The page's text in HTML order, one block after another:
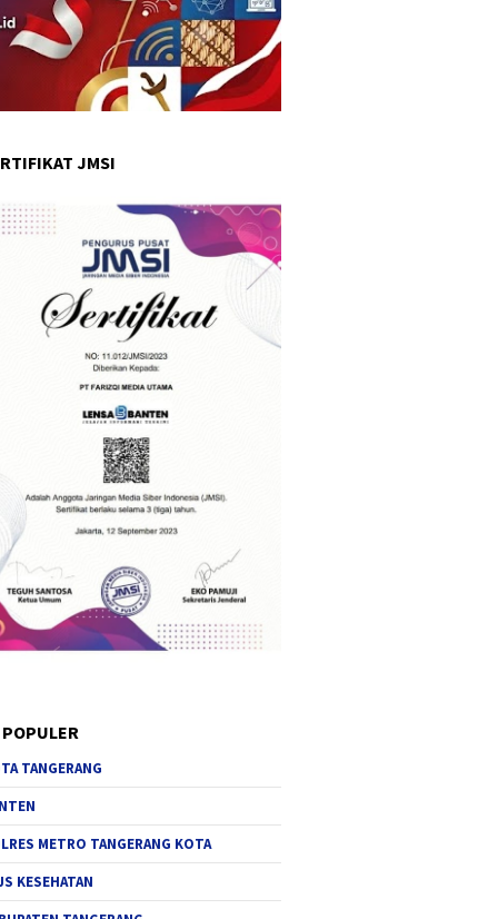
JMSI
TANGERANG
METRO TANGERANG KOTA
KESEHATAN